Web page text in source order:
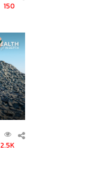
150
2.5K